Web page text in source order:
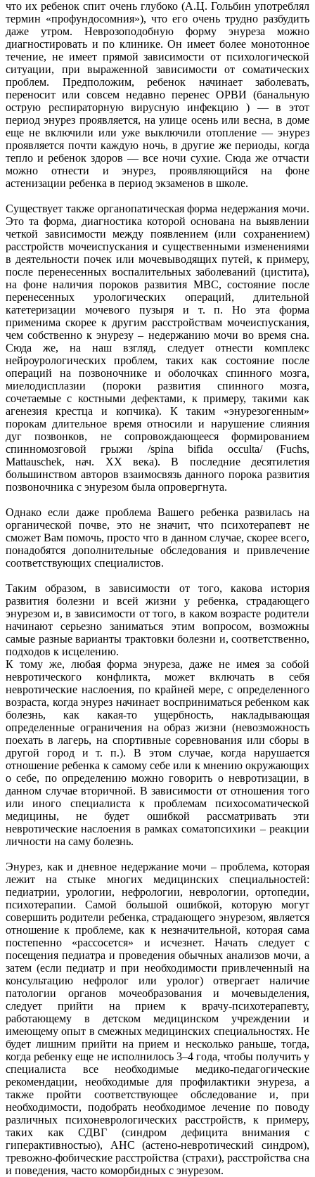
что их ребенок спит очень глубоко (А.Ц. Гольбин употреблял
термин «профундосомния»), что его очень трудно разбудить
даже утром. Неврозоподобную форму энуреза можно
диагностировать и по клинике. Он имеет более монотонное
течение, не имеет прямой зависимости от психологической
ситуации, при выраженной зависимости от соматических
проблем. Предположим, ребенок начинает заболевать,
переносит или совсем недавно перенес ОРВИ (банальную
острую респираторную вирусную инфекцию ) –– в этот
период энурез проявляется, на улице осень или весна, в доме
еще не включили или уже выключили отопление –– энурез
проявляется почти каждую ночь, в другие же периоды, когда
тепло и ребенок здоров –– все ночи сухие. Сюда же отчасти
можно отнести и энурез, проявляющийся на фоне
астенизации ребенка в период экзаменов в школе.
Существует также органопатическая форма недержания мочи.
Это та форма, диагностика которой основана на выявлении
четкой зависимости между появлением (или сохранением)
расстройств мочеиспускания и существенными изменениями
в деятельности почек или мочевыводящих путей, к примеру,
после перенесенных воспалительных заболеваний (цистита),
на фоне наличия пороков развития МВС, состояние после
перенесенных урологических операций, длительной
катетеризации мочевого пузыря и т. п. Но эта форма
применима скорее к другим расстройствам мочеиспускания,
чем собственно к энурезу – недержанию мочи во время сна.
Сюда же, на наш взгляд, следует отнести комплекс
нейроурологических проблем, таких как состояние после
операций на позвоночнике и оболочках спинного мозга,
миелодисплазии (пороки развития спинного мозга,
сочетаемые с костными дефектами, к примеру, такими как
агенезия крестца и копчика). К таким «энурезогенным»
порокам длительное время относили и нарушение слияния
дуг позвонков, не сопровождающееся формированием
спинномозговой грыжи /spina bifida occulta/ (Fuchs,
Mattauschek, нач. XX века). В последние десятилетия
большинством авторов взаимосвязь данного порока развития
позвоночника с энурезом была опровергнута.
Однако если даже проблема Вашего ребенка развилась на
органической почве, это не значит, что психотерапевт не
сможет Вам помочь, просто что в данном случае, скорее всего,
понадобятся дополнительные обследования и привлечение
соответствующих специалистов.
Таким образом, в зависимости от того, какова история
развития болезни и всей жизни у ребенка, страдающего
энурезом и, в зависимости от того, в каком возрасте родители
начинают серьезно заниматься этим вопросом, возможны
самые разные варианты трактовки болезни и, соответственно,
подходов к исцелению.
К тому же, любая форма энуреза, даже не имея за собой
невротического конфликта, может включать в себя
невротические наслоения, по крайней мере, с определенного
возраста, когда энурез начинает восприниматься ребенком как
болезнь, как какая-то ущербность, накладывающая
определенные ограничения на образ жизни (невозможность
поехать в лагерь, на спортивные соревнования или сборы в
другой город и т. п.). В этом случае, когда нарушается
отношение ребенка к самому себе или к мнению окружающих
о себе, по определению можно говорить о невротизации, в
данном случае вторичной. В зависимости от отношения того
или иного специалиста к проблемам психосоматической
медицины, не будет ошибкой рассматривать эти
невротические наслоения в рамках соматопсихики – реакции
личности на саму болезнь.
Энурез, как и дневное недержание мочи – проблема, которая
лежит на стыке многих медицинских специальностей:
педиатрии, урологии, нефрологии, неврологии, ортопедии,
психотерапии. Самой большой ошибкой, которую могут
совершить родители ребенка, страдающего энурезом, является
отношение к проблеме, как к незначительной, которая сама
постепенно «рассосется» и исчезнет. Начать следует с
посещения педиатра и проведения обычных анализов мочи, а
затем (если педиатр и при необходимости привлеченный на
консультацию нефролог или уролог) отвергает наличие
патологии органов мочеобразования и мочевыделения,
следует прийти на прием к врачу-психотерапевту,
работающему в детском медицинском учреждении и
имеющему опыт в смежных медицинских специальностях. Не
будет лишним прийти на прием и несколько раньше, тогда,
когда ребенку еще не исполнилось 3–4 года, чтобы получить у
специалиста все необходимые медико-педагогические
рекомендации, необходимые для профилактики энуреза, а
также пройти соответствующее обследование и, при
необходимости, подобрать необходимое лечение по поводу
различных психоневрологических расстройств, к примеру,
таких как СДВГ (синдром дефицита внимания с
гиперактивностью), АНС (астено-невротический синдром),
тревожно-фобические расстройства (страхи), расстройства сна
и поведения, часто коморбидных с энурезом.